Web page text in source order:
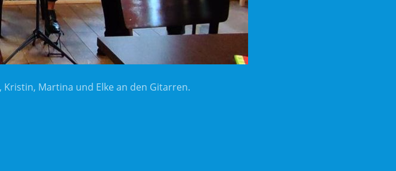
Kristin, Martina und Elke an den Gitarren.